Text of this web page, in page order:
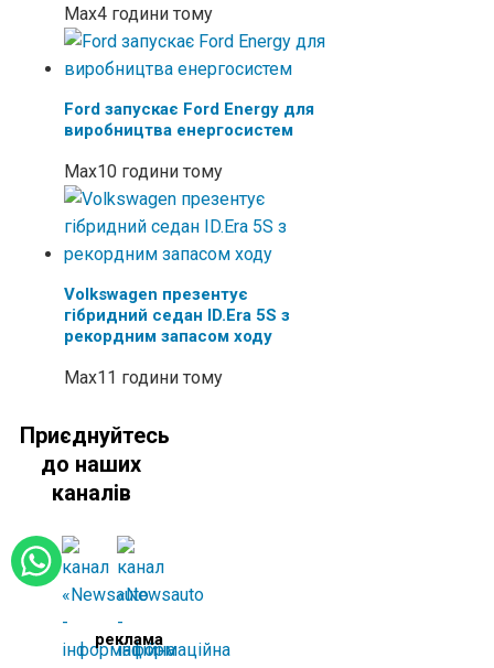
Max4 години тому
Ford запускає Ford Energy для
виробництва енергосистем
Max10 години тому
Volkswagen презентує
гібридний седан ID.Era 5S з
рекордним запасом ходу
Max11 години тому
Приєднуйтесь
до наших
каналів
реклама